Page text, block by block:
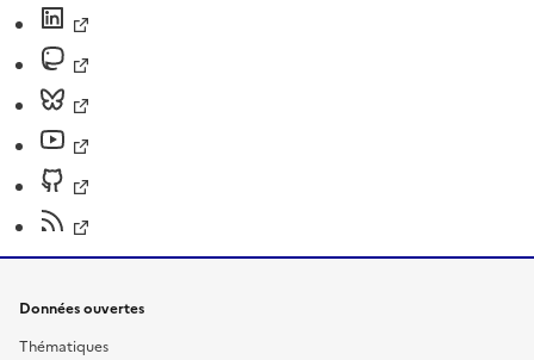
Données ouvertes
Thématiques